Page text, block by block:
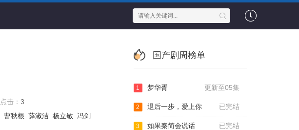
点击： 3
曹秋根 薛淑洁 杨立敏
冯剑
国产剧周榜单
更新至05集
1 梦华胥
已完结
2 退后一步，爱上你
已完结
3 如果秦简会说话